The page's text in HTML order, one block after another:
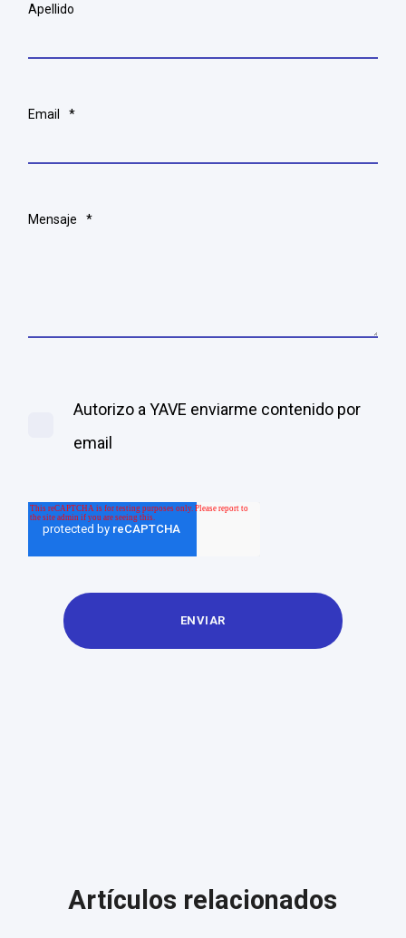
Apellido
Email *
Mensaje *
Autorizo a YAVE enviarme contenido por
email
Artículos relacionados